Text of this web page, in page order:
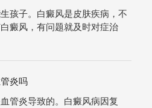
孩子。白癜风是皮肤疾病，不
癜风，有问题就及时对症治
炎吗
管炎导致的。白癜风病因复